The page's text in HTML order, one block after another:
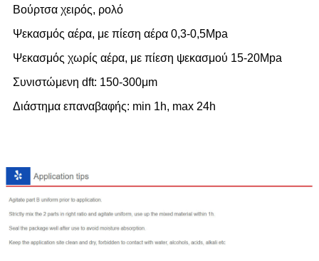
Βούρτσα χειρός, ρολό
Ψεκασμός αέρα, με πίεση αέρα 0,3-0,5Mpa
Ψεκασμός χωρίς αέρα, με πίεση ψεκασμού 15-20Mpa
Συνιστώμενη dft: 150-300μm
Διάστημα επαναβαφής: min 1h, max 24h